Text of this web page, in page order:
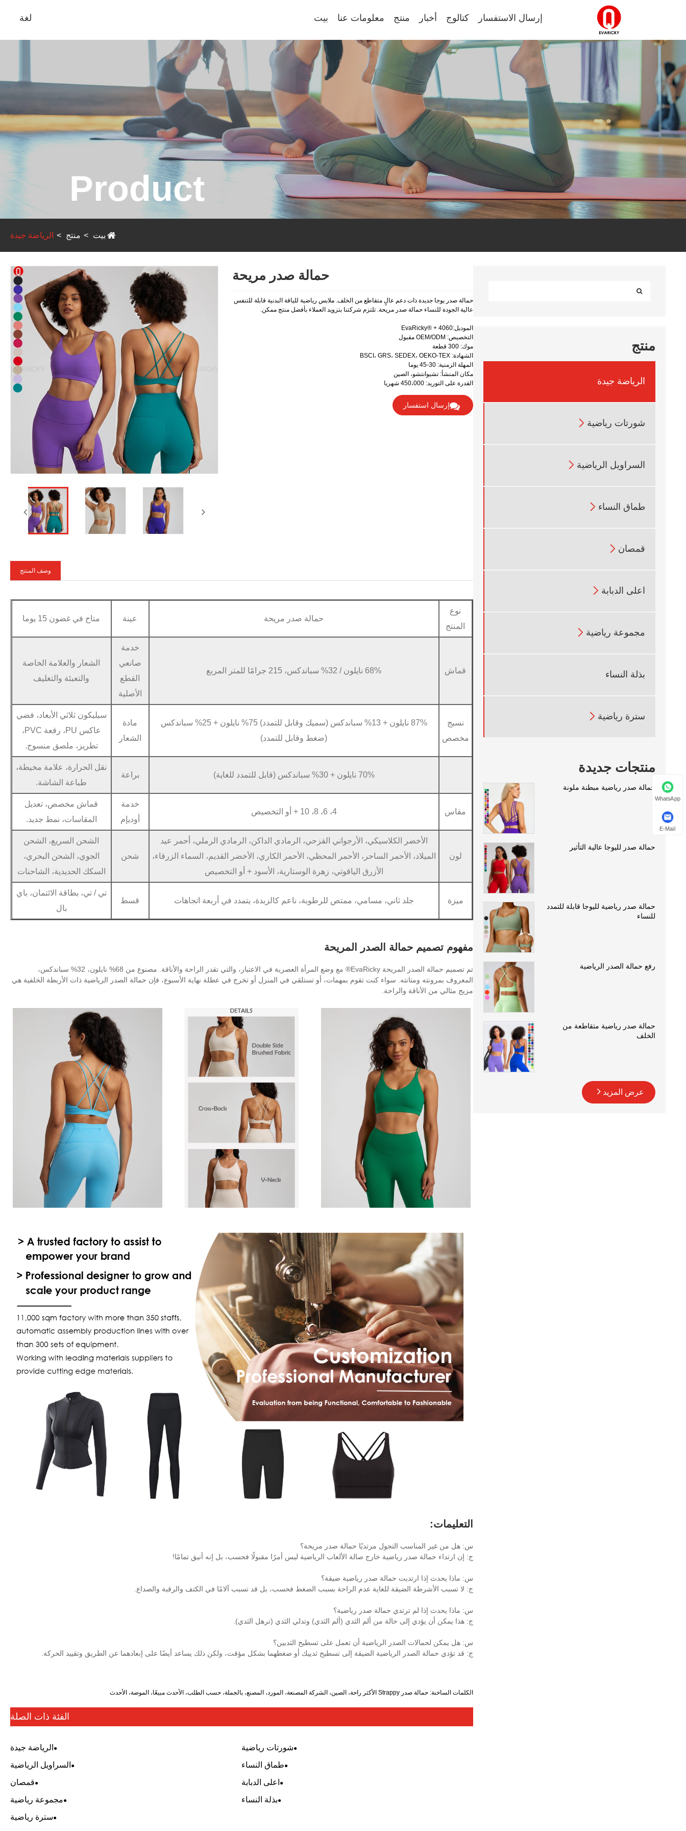
بيت معلومات عنا منتج أخبار كتالوج إرسال الاستفسار لغة
Product
بيت منتج الرياضة جيدة
منتج
الرياضة جيدة
شورتات رياضية 
السراويل الرياضية 
طماق النساء 
قمصان 
اعلى الدبابة 
مجموعة رياضية 
بذلة النساء
سترة رياضية 
منتجات جديدة
حمالة صدر رياضية مبطنة ملونة
حمالة صدر لليوجا عالية التأثير
حمالة صدر رياضية لليوجا قابلة للتمدد
للنساء
رفع حمالة الصدر الرياضية
حمالة صدر رياضية متقاطعة من
الخلف
عرض المزيد
حمالة صدر مريحة
حمالة صدر يوجا جديدة ذات دعم عالٍ متقاطع من الخلف. ملابس رياضية للياقة البدنية قابلة للتنفس
عالية الجودة للنساء حمالة صدر مريحة. تلتزم شركتنا بتزويد العملاء بأفضل منتج ممكن.
الموديل:EvaRicky® + 4060
التخصيص: OEM/ODM مقبول
موك: 300 قطعة
الشهادة: BSCI، GRS، SEDEX، OEKO-TEX
المهلة الزمنية: 30-45 يوما
مكان المنشأ: تشيوانتشو، الصين
القدرة على التوريد: 450،000 شهريا
إرسال استفسار
وصف المنتج
نوع
المنتج
حمالة صدر مريحة عينة متاح في غضون 15 يوما
قماش 68% نايلون / 32% سباندكس، 215 جرامًا للمتر المربع
خدمة
صانعي
القطع
الأصلية
الشعار والعلامة الخاصة
والتعبئة والتغليف
نسيج
مخصص
87% نايلون + 13% سباندكس (سميك وقابل للتمدد) 75% نايلون + 25% سباندكس
(ضغط وقابل للتمدد)
مادة
الشعار
سيليكون ثلاثي الأبعاد، فضي
عاكس PU، رقعة PVC،
تطريز، ملصق منسوج.
70% نايلون + 30% سباندكس (قابل للتمدد للغاية) براعة
نقل الحرارة، علامة مخيطة،
طباعة الشاشة.
مقاس 4، 6، 8، 10 + أو التخصيص
خدمة
أوديإم
قماش مخصص، تعديل
المقاسات، نمط جديد.
لون
الأخضر الكلاسيكي، الأرجواني القزحي، الرمادي الداكن، الرمادي الرملي، أحمر عيد
الميلاد، الأحمر الساحر، الأحمر المحظي، الأحمر الكاري، الأخضر القديم، السماء الزرقاء،
الأزرق الياقوتي، زهرة الوستارية، الأسود + أو التخصيص
شحن
الشحن السريع، الشحن
الجوي، الشحن البحري،
السكك الحديدية، الشاحنات
ميزة جلد ثاني، مسامي، ممتص للرطوبة، ناعم كالزبدة، يتمدد في أربعة اتجاهات قسط
تي / تي، بطاقة الائتمان، باي
بال
مفهوم تصميم حمالة الصدر المريحة
تم تصميم حمالة الصدر المريحة EvaRicky® مع وضع المرأة العصرية في الاعتبار، والتي تقدر الراحة والأناقة. مصنوع من 68% نايلون، 32% سباندكس،
المعروف بمرونته ومتانته. سواء كنت تقوم بمهمات، أو تستلقي في المنزل أو تخرج في عطلة نهاية الأسبوع، فإن حمالة الصدر الرياضية ذات الأربطة الخلفية هي
مزيج مثالي من الأناقة والراحة.
التعليمات:
س: هل من غير المناسب التجول مرتديًا حمالة صدر مريحة؟
ج: إن ارتداء حمالة صدر رياضية خارج صالة الألعاب الرياضية ليس أمرًا مقبولًا فحسب، بل إنه أنيق تمامًا!
س: ماذا يحدث إذا ارتديت حمالة صدر رياضية ضيقة؟
ج: لا تسبب الأشرطة الضيقة للغاية عدم الراحة بسبب الضغط فحسب، بل قد تسبب آلامًا في الكتف والرقبة والصداع.
س: ماذا يحدث إذا لم ترتدي حمالة صدر رياضية؟
ج: هذا يمكن أن يؤدي إلى حالة من ألم الثدي (ألم الثدي) وتدلي الثدي (ترهل الثدي).
س: هل يمكن لحمالات الصدر الرياضية أن تعمل على تسطيح الثديين؟
ج: قد تؤدي حمالة الصدر الرياضية الضيقة إلى تسطيح ثدييك أو ضغطهما بشكل مؤقت، ولكن ذلك يساعد أيضًا على إبعادهما عن الطريق وتقييد الحركة.
الكلمات الساخنة: حمالة صدر Strappy الأكثر راحة، الصين، الشركة المصنعة، المورد، المصنع، بالجملة، حسب الطلب، الأحدث مبيعًا، الموضة، الأحدث
الفئة ذات الصلة
الرياضة جيدة
شورتات رياضية
السراويل الرياضية
طماق النساء
قمصان
اعلى الدبابة
مجموعة رياضية
بذلة النساء
سترة رياضية
WhatsApp
E-Mail